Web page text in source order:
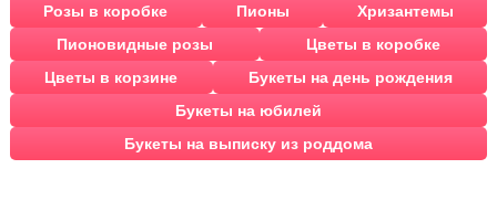
Розы в коробке
Пионы
Хризантемы
Пионовидные розы
Цветы в коробке
Цветы в корзине
Букеты на день рождения
Букеты на юбилей
Букеты на выписку из роддома